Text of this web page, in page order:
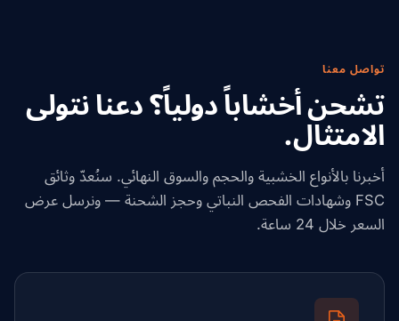
تواصل معنا
تشحن أخشاباً دولياً؟ دعنا نتولى
الامتثال.
أخبرنا بالأنواع الخشبية والحجم والسوق النهائي. سنُعدّ وثائق
FSC وشهادات الفحص النباتي وحجز الشحنة — ونرسل عرض
السعر خلال 24 ساعة.